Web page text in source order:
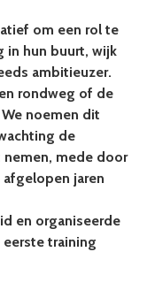
om een rol te
in hun buurt, wijk
ambitieuzer.
rondweg of de
noemen dit
de
nemen, mede door
jaren
en organiseerde
eerste training